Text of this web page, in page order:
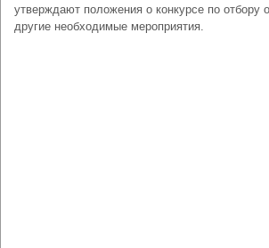
утверждают положения о конкурсе по отбору
другие необходимые мероприятия.